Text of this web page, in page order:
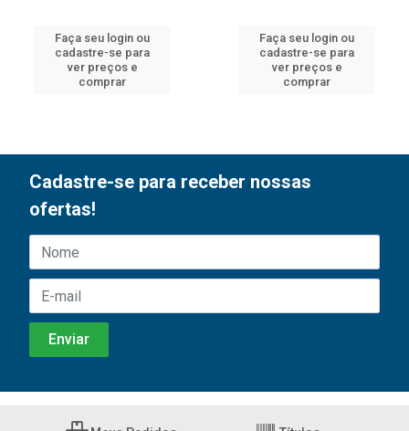
Faça seu login ou
cadastre-se para
ver preços e
comprar
Faça seu login ou
cadastre-se para
ver preços e
comprar
Cadastre-se para receber nossas
ofertas!